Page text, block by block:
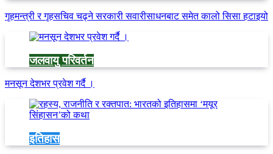
गृहमन्त्री र गृहसचिव चढ्ने सरकारी सवारीसाधनबाट समेत कालो सिसा हटाइयो
जलवायु परिवर्तन
मनसून देशभर प्रवेश गर्दै ।
इतिहास